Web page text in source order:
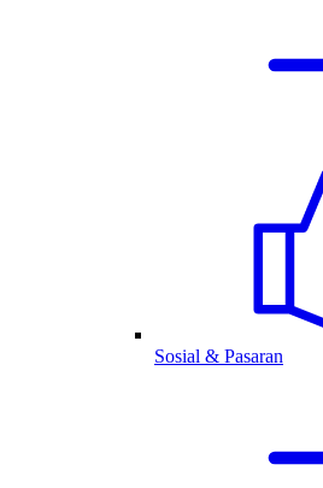
Sosial & Pasaran